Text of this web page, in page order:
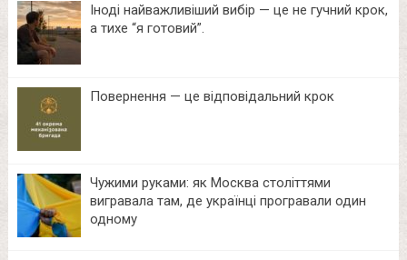
Іноді найважливіший вибір — це не гучний крок,
а тихе “я готовий”.
Повернення — це відповідальний крок
Чужими руками: як Москва століттями
вигравала там, де українці програвали один
одному